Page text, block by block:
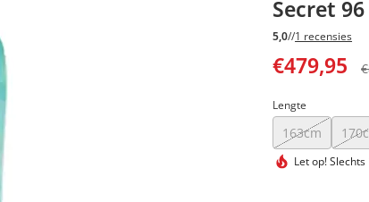
Secret
5,0//1 recensies
€479,95
Lengte
163cm
Let op!